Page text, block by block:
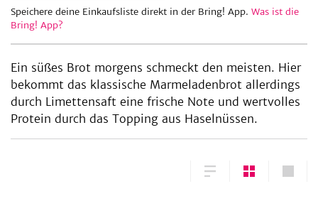
Speichere deine Einkaufsliste direkt in der Bring! App. Was ist die
Bring! App?
Ein süßes Brot morgens schmeckt den meisten. Hier
bekommt das klassische Marmeladenbrot allerdings
durch Limettensaft eine frische Note und wertvolles
Protein durch das Topping aus Haselnüssen.